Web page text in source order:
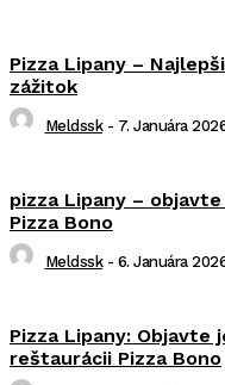
Pizza Lipany –
zážitok
Meldssk - 7. Januára
pizza Lipany –
Pizza Bono
Meldssk - 6. Januára
Pizza Lipany:
reštaurácii Pizza Bono